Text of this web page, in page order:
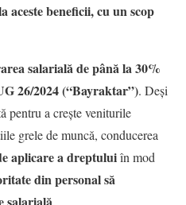
aceste beneficii, cu un scop
salarială de până la 30%
26/2024 (“Bayraktar”). Deși
pentru a crește veniturile
grele de muncă, conducerea
aplicare a dreptuluiîn mod
din personal să
salarială.